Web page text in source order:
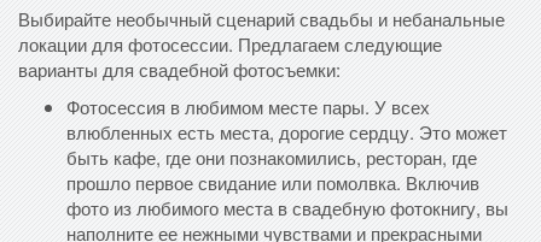
Выбирайте необычный сценарий свадьбы и небанальные
локации для фотосессии. Предлагаем следующие
варианты для свадебной фотосъемки:
Фотосессия в любимом месте пары. У всех
влюбленных есть места, дорогие сердцу. Это может
быть кафе, где они познакомились, ресторан, где
прошло первое свидание или помолвка. Включив
фото из любимого места в свадебную фотокнигу, вы
наполните ее нежными чувствами и прекрасными